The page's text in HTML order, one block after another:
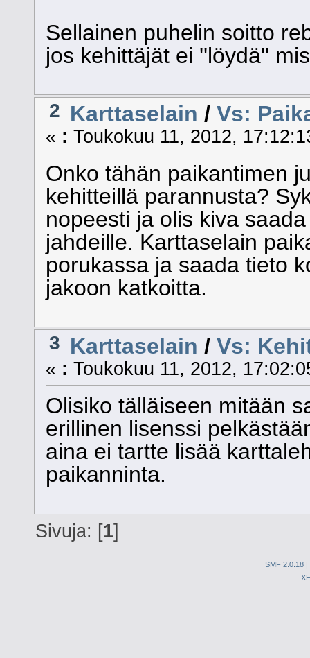
Sellainen puhelin soitto
jos kehittäjät ei ''löydä''
2 Karttaselain /Vs:
« : Toukokuu 11, 2012,
Onko tähän paikantimen
kehitteillä parannusta?
nopeesti ja olis kiva
jahdeille. Karttaselain
porukassa ja saada tieto
jakoon katkoitta.
3 Karttaselain /Vs:
« : Toukokuu 11, 2012,
Olisiko tälläiseen mitään
erillinen lisenssi
aina ei tartte lisää
paikanninta.
Sivuja: [1]
SMF 2.0.18